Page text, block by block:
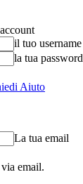
il tuo username
la tua password
Aiuto
La tua email
email.